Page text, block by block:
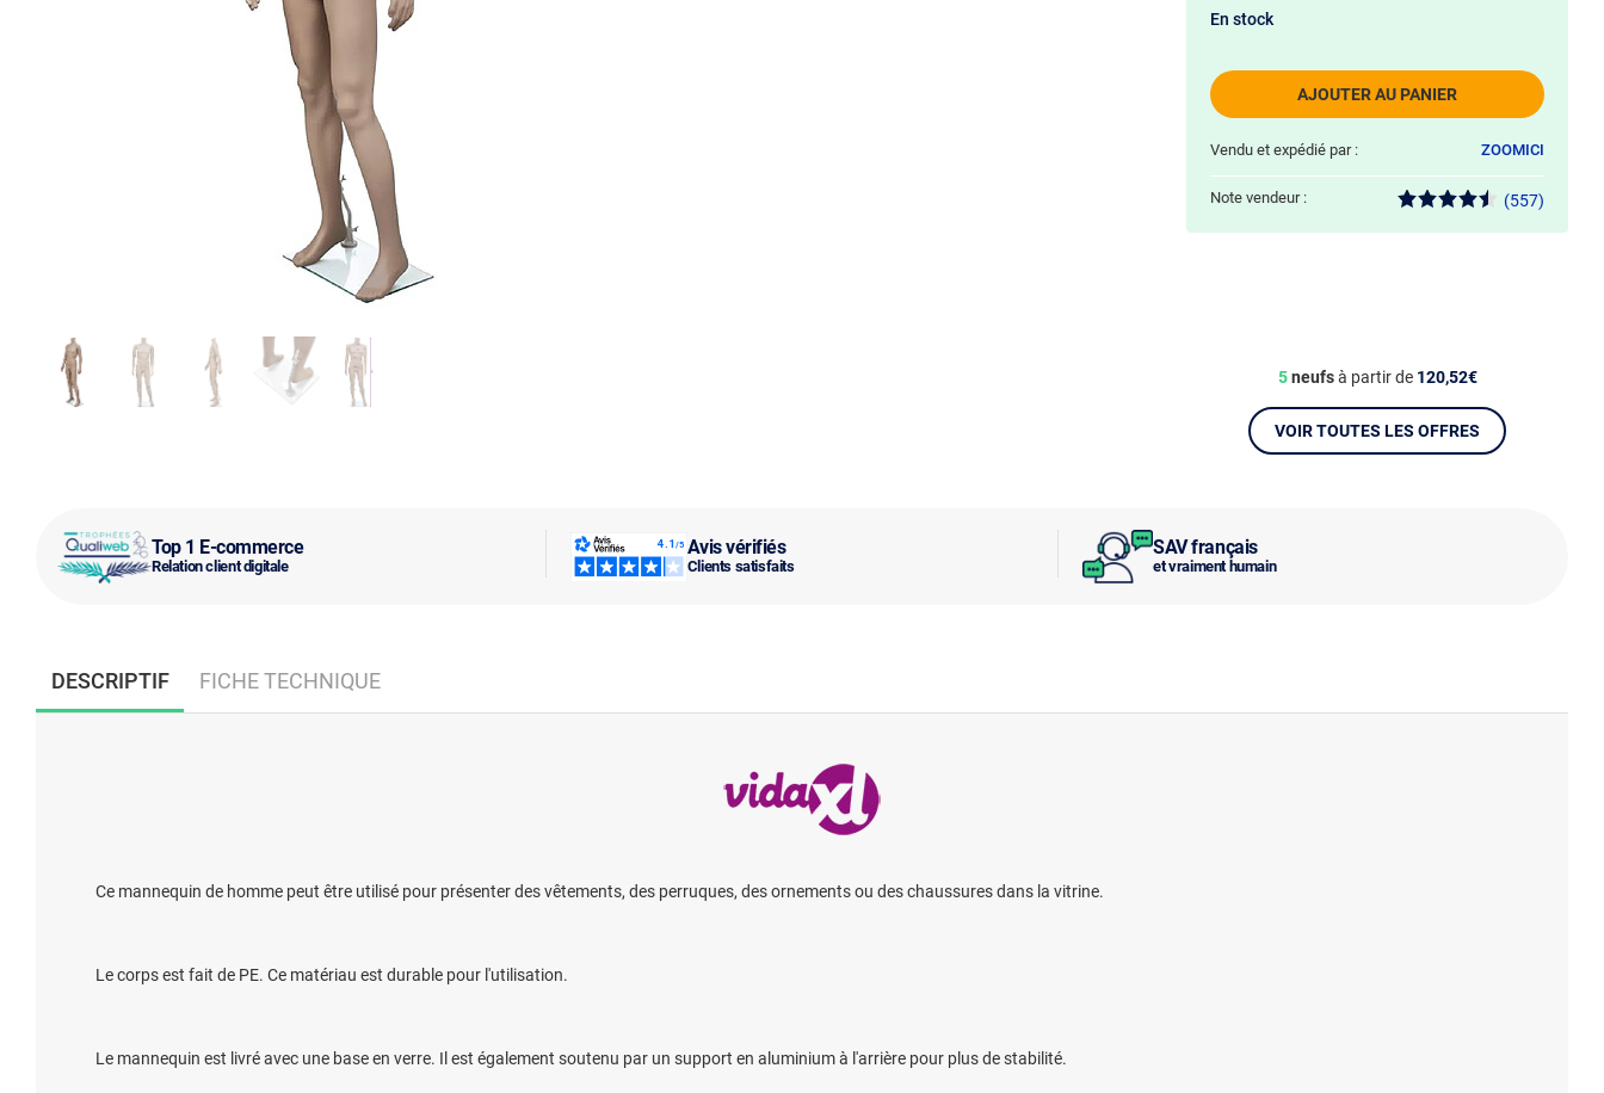
Top 1 E-commerce
Relation client digitale
Avis vérifiés
Clients satisfaits
SAV français
et vraiment humain
AJOUTER AU PANIER
En stock
Vendu et expédié par : ZOOMICI
Note vendeur : (557)
5neufsà partir de 120,52€
VOIR TOUTES LES OFFRES
DESCRIPTIF FICHE TECHNIQUE
Ce mannequin de homme peut être utilisé pour présenter des vêtements, des perruques, des ornements ou des chaussures dans la vitrine.
Le corps est fait de PE. Ce matériau est durable pour l'utilisation.
Le mannequin est livré avec une base en verre. Il est également soutenu par un support en aluminium à l'arrière pour plus de stabilité.